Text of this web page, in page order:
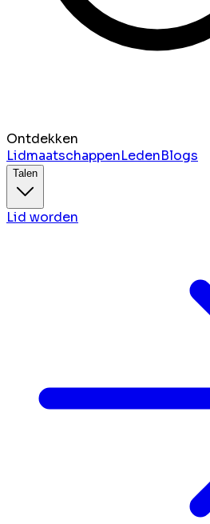
Ontdekken
LidmaatschappenLedenBlogs
Talen
Lid worden